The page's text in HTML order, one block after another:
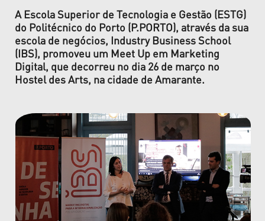
A Escola Superior de Tecnologia e Gestão (ESTG)
do Politécnico do Porto (P.PORTO), através da sua
escola de negócios, Industry Business School
(IBS), promoveu um Meet Up em Marketing
Digital, que decorreu no dia 26 de março no
Hostel des Arts, na cidade de Amarante.